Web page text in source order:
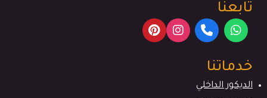
تابعنا
خدماتنا
الديكور الداخلي